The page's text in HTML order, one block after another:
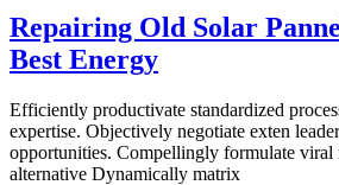
Repairing Old Solar
Best Energy
Efficiently productivate standardized
expertise. Objectively negotiate exten
opportunities. Compellingly formulate viral
alternative Dynamically matrix